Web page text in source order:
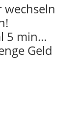
wechseln
5 min…
Geld